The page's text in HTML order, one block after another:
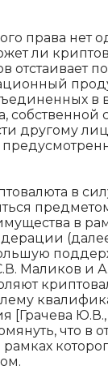
права нет
ли
отстаивает
в
собственной
другому
в
в
Маликов и
[Грачева
что в